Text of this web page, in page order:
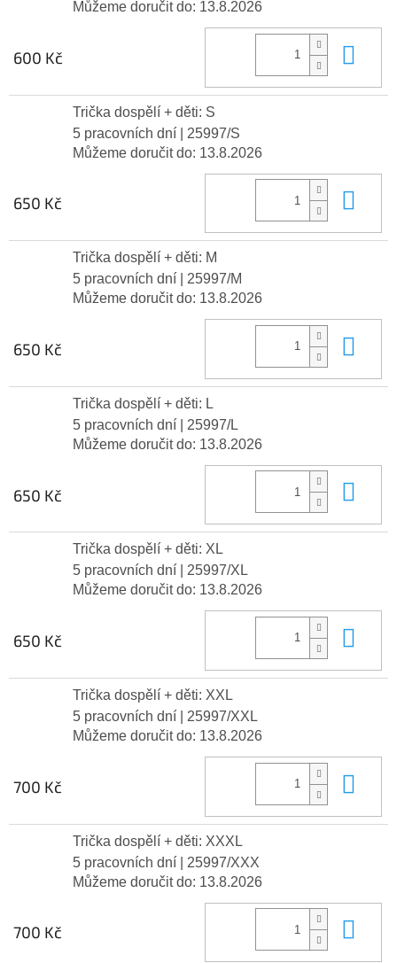
Můžeme doručit do: 13.8.2026
600 Kč
Trička dospělí + děti: S
5 pracovních dní
| 25997/S
Můžeme doručit do: 13.8.2026
650 Kč
Trička dospělí + děti: M
5 pracovních dní
| 25997/M
Můžeme doručit do: 13.8.2026
650 Kč
Trička dospělí + děti: L
5 pracovních dní
| 25997/L
Můžeme doručit do: 13.8.2026
650 Kč
Trička dospělí + děti: XL
5 pracovních dní
| 25997/XL
Můžeme doručit do: 13.8.2026
650 Kč
Trička dospělí + děti: XXL
5 pracovních dní
| 25997/XXL
Můžeme doručit do: 13.8.2026
700 Kč
Trička dospělí + děti: XXXL
5 pracovních dní
| 25997/XXX
Můžeme doručit do: 13.8.2026
700 Kč